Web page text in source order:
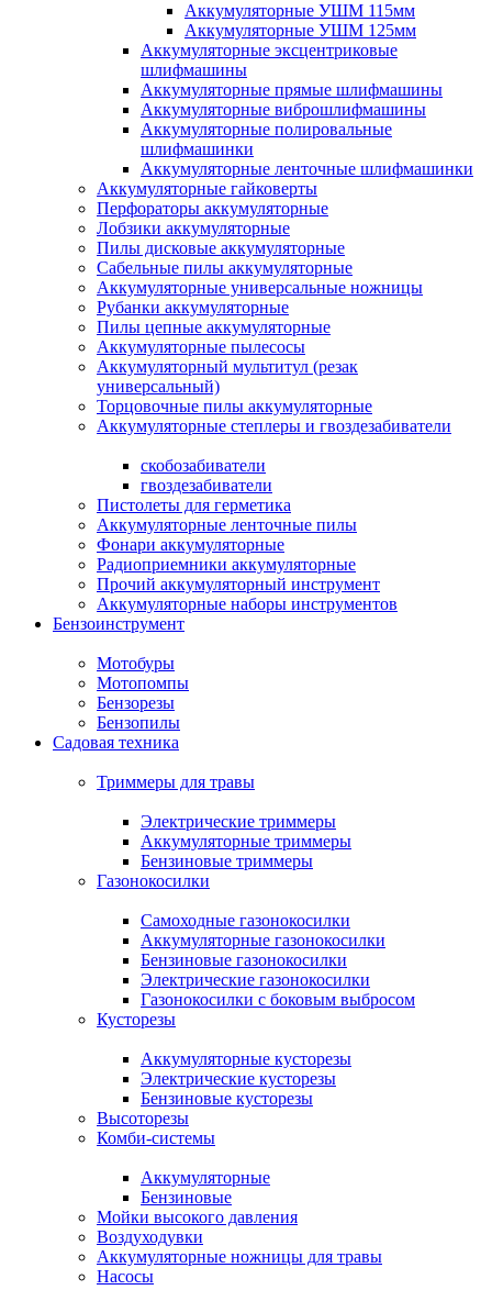
Аккумуляторные УШМ 115мм
Аккумуляторные УШМ 125мм
Аккумуляторные эксцентриковые
шлифмашины
Аккумуляторные прямые шлифмашины
Аккумуляторные виброшлифмашины
Аккумуляторные полировальные
шлифмашинки
Аккумуляторные ленточные шлифмашинки
Аккумуляторные гайковерты
Перфораторы аккумуляторные
Лобзики аккумуляторные
Пилы дисковые аккумуляторные
Сабельные пилы аккумуляторные
Аккумуляторные универсальные ножницы
Рубанки аккумуляторные
Пилы цепные аккумуляторные
Аккумуляторные пылесосы
Аккумуляторный мультитул (резак
универсальный)
Торцовочные пилы аккумуляторные
Аккумуляторные степлеры и гвоздезабиватели
скобозабиватели
гвоздезабиватели
Пистолеты для герметика
Аккумуляторные ленточные пилы
Фонари аккумуляторные
Радиоприемники аккумуляторные
Прочий аккумуляторный инструмент
Аккумуляторные наборы инструментов
Бензоинструмент
Мотобуры
Мотопомпы
Бензорезы
Бензопилы
Садовая техника
Триммеры для травы
Электрические триммеры
Аккумуляторные триммеры
Бензиновые триммеры
Газонокосилки
Самоходные газонокосилки
Аккумуляторные газонокосилки
Бензиновые газонокосилки
Электрические газонокосилки
Газонокосилки с боковым выбросом
Кусторезы
Аккумуляторные кусторезы
Электрические кусторезы
Бензиновые кусторезы
Высоторезы
Комби-системы
Аккумуляторные
Бензиновые
Мойки высокого давления
Воздуходувки
Аккумуляторные ножницы для травы
Насосы